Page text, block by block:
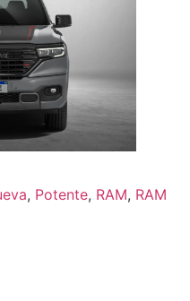
, Potente, RAM, RAM